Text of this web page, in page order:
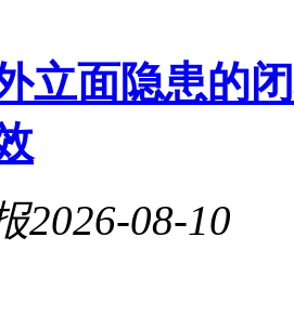
立面隐患的
2026-08-10